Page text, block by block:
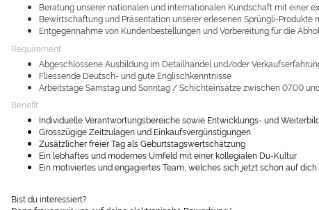
Beratung unserer nationalen und internationalen Kundschaft mit einer
Bewirtschaftung und Präsentation unserer erlesenen Sprüngli-Produkte
Entgegennahme von Kundenbestellungen und Vorbereitung für die
Requirement
Abgeschlossene Ausbildung im Detailhandel und/oder
Fliessende Deutsch- und gute Englischkenntnisse
Arbeitstage Samstag und Sonntag /Schichteinsätze zwischen 07.00
Benefit
Individuelle Verantwortungsbereiche sowie Entwicklungs- und
Grosszügige Zeitzulagen und Einkaufsvergünstigungen
Zusätzlicher freier Tag als Geburtstagswertschätzung
Ein lebhaftes und modernes Umfeld mit einer kollegialen Du-Kultur
Ein motiviertes und engagiertes Team, welches sich jetzt schon auf
Bist du interessiert?